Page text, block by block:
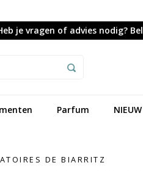
je vragen of advies nodig?
Parfum NIEUW
DE BIARRITZ